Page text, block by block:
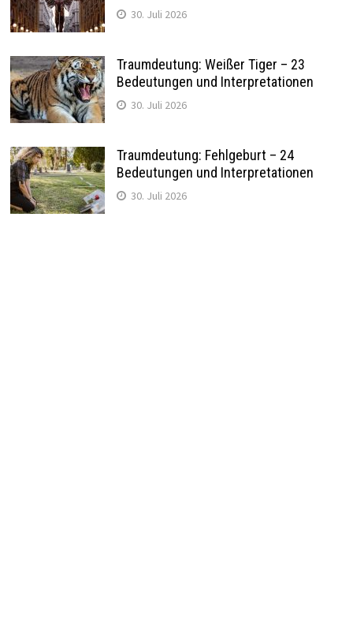
30. Juli 2026
Traumdeutung: Weißer Tiger – 23
Bedeutungen und Interpretationen
30. Juli 2026
Traumdeutung: Fehlgeburt – 24
Bedeutungen und Interpretationen
30. Juli 2026